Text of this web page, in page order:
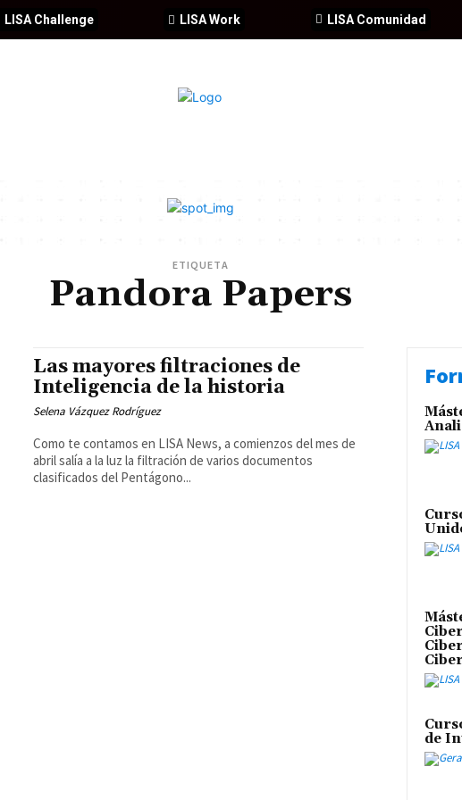
LISA Comunidad
LISA Work
LISA Challenge
ETIQUETA
Pandora Papers
Las mayores filtraciones de
Inteligencia de la historia
Selena Vázquez Rodríguez
Como te contamos en LISA News, a comienzos del mes de
abril salía a la luz la filtración de varios documentos
clasificados del Pentágono...
de